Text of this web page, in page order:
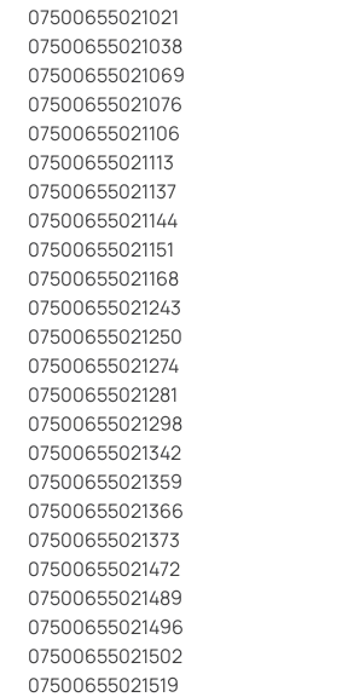
07500655021021
07500655021038
07500655021069
07500655021076
07500655021106
07500655021113
07500655021137
07500655021144
07500655021151
07500655021168
07500655021243
07500655021250
07500655021274
07500655021281
07500655021298
07500655021342
07500655021359
07500655021366
07500655021373
07500655021472
07500655021489
07500655021496
07500655021502
07500655021519